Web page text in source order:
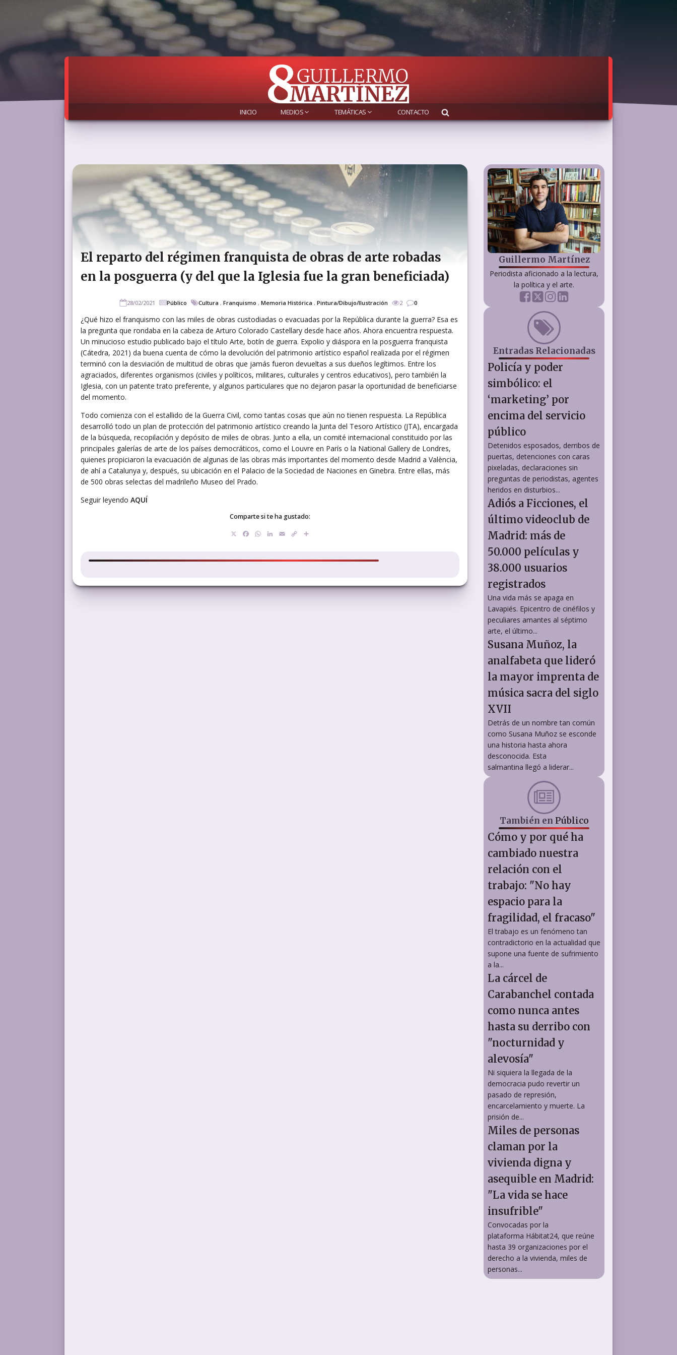
INICIO MEDIOS TEMÁTICAS CONTACTO
El reparto del régimen franquista de obras de arte robadas
en la posguerra (y del que la Iglesia fue la gran beneficiada)
28/02/2021 Público Cultura , Franquismo , Memoria Histórica , Pintura/Dibujo/Ilustración 2 0
¿Qué hizo el franquismo con las miles de obras custodiadas o evacuadas por la República durante la guerra? Esa es
la pregunta que rondaba en la cabeza de Arturo Colorado Castellary desde hace años. Ahora encuentra respuesta.
Un minucioso estudio publicado bajo el título Arte, botín de guerra. Expolio y diáspora en la posguerra franquista
(Cátedra, 2021) da buena cuenta de cómo la devolución del patrimonio artístico español realizada por el régimen
terminó con la desviación de multitud de obras que jamás fueron devueltas a sus dueños legítimos. Entre los
agraciados, diferentes organismos (civiles y políticos, militares, culturales y centros educativos), pero también la
Iglesia, con un patente trato preferente, y algunos particulares que no dejaron pasar la oportunidad de beneficiarse
del momento.
Todo comienza con el estallido de la Guerra Civil, como tantas cosas que aún no tienen respuesta. La República
desarrolló todo un plan de protección del patrimonio artístico creando la Junta del Tesoro Artístico (JTA), encargada
de la búsqueda, recopilación y depósito de miles de obras. Junto a ella, un comité internacional constituido por las
principales galerías de arte de los países democráticos, como el Louvre en París o la National Gallery de Londres,
quienes propiciaron la evacuación de algunas de las obras más importantes del momento desde Madrid a València,
de ahí a Catalunya y, después, su ubicación en el Palacio de la Sociedad de Naciones en Ginebra. Entre ellas, más
de 500 obras selectas del madrileño Museo del Prado.
Seguir leyendo AQUÍ
Comparte si te ha gustado:
Facebook
WhatsApp
LinkedIn
EmailCopy
Guillermo Martínez
Periodista aficionado a la lectura,
la política y el arte.
Entradas Relacionadas
Policía y poder
simbólico: el
‘marketing’ por
encima del servicio
público
Detenidos esposados, derribos de
puertas, detenciones con caras
pixeladas, declaraciones sin
preguntas de periodistas, agentes
heridos en disturbios...
Adiós a Ficciones, el
último videoclub de
Madrid: más de
50.000 películas y
38.000 usuarios
registrados
Una vida más se apaga en
Lavapiés. Epicentro de cinéfilos y
peculiares amantes al séptimo
arte, el último...
Susana Muñoz, la
analfabeta que lideró
la mayor imprenta de
música sacra del siglo
XVII
Detrás de un nombre tan común
como Susana Muñoz se esconde
una historia hasta ahora
desconocida. Esta
salmantina llegó a liderar...
También en Público
Cómo y por qué ha
cambiado nuestra
relación con el
trabajo: "No hay
espacio para la
fragilidad, el fracaso"
El trabajo es un fenómeno tan
contradictorio en la actualidad que
supone una fuente de sufrimiento
a la...
La cárcel de
Carabanchel contada
como nunca antes
hasta su derribo con
"nocturnidad y
alevosía"
Ni siquiera la llegada de la
democracia pudo revertir un
pasado de represión,
encarcelamiento y muerte. La
prisión de...
Miles de personas
claman por la
vivienda digna y
asequible en Madrid:
"La vida se hace
insufrible"
Convocadas por la
plataforma Hábitat24, que reúne
hasta 39 organizaciones por el
derecho a la vivienda, miles de
personas...